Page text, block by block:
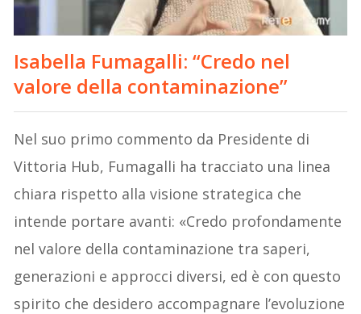
Isabella Fumagalli: “Credo nel
valore della contaminazione”
Nel suo primo commento da Presidente di
Vittoria Hub, Fumagalli ha tracciato una linea
chiara rispetto alla visione strategica che
intende portare avanti: «Credo profondamente
nel valore della contaminazione tra saperi,
generazioni e approcci diversi, ed è con questo
spirito che desidero accompagnare l’evoluzione